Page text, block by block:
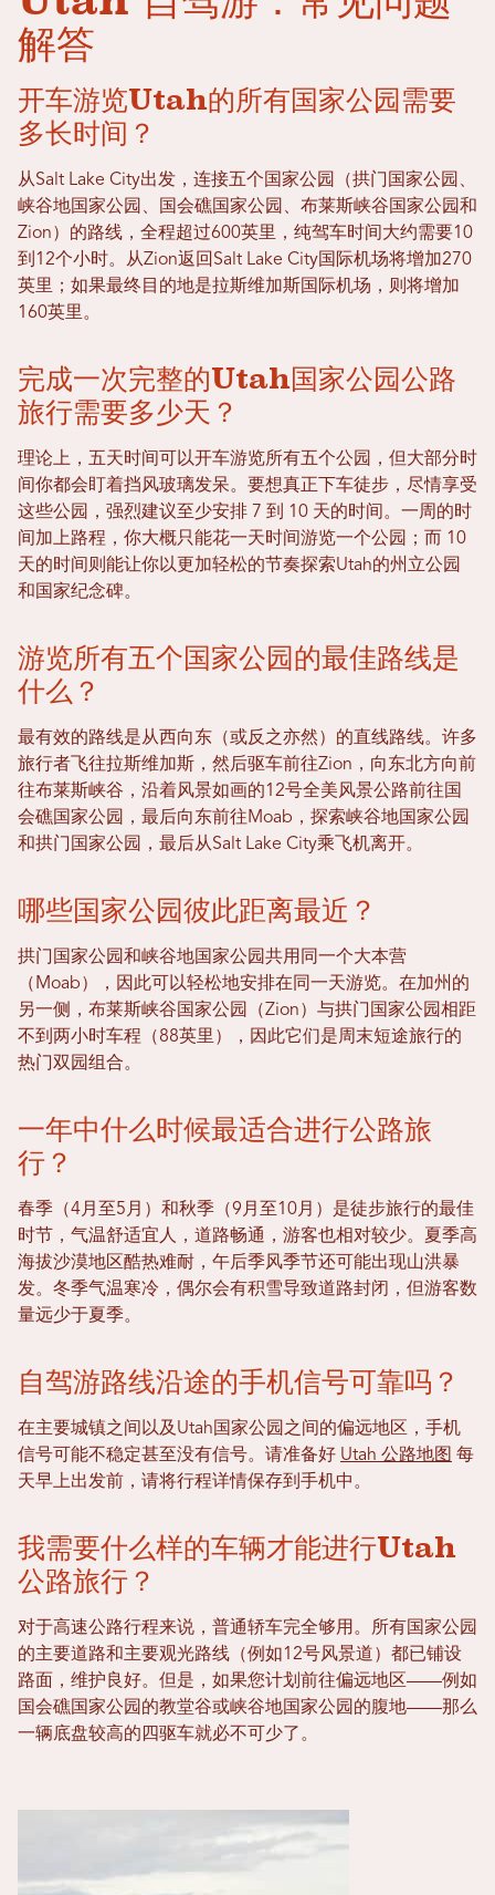
解答
开车游览Utah的所有国家公园需要
多长时间？
从Salt Lake City出发，连接五个国家公园（拱门国家公园、
峡谷地国家公园、国会礁国家公园、布莱斯峡谷国家公园和
Zion）的路线，全程超过600英里，纯驾车时间大约需要10
到12个小时。从Zion返回Salt Lake City国际机场将增加270
英里；如果最终目的地是拉斯维加斯国际机场，则将增加
160英里。
完成一次完整的Utah国家公园公路
旅行需要多少天？
理论上，五天时间可以开车游览所有五个公园，但大部分时
间你都会盯着挡风玻​​璃发呆。要想真正下车徒步，尽情享受
这些公园，强烈建议至少安排 7 到 10 天的时间。一周的时
间加上路程，你大概只能花一天时间游览一个公园；而 10
天的时间则能让你以更加轻松的节奏探索Utah的州立公园
和国家纪念碑。
游览所有五个国家公园的最佳路线是
什么？
最有效的路线是从西向东（或反之亦然）的直线路线。许多
旅行者飞往拉斯维加斯，然后驱车前往Zion，向东北方向前
往布莱斯峡谷，沿着风景如画的12号全美风景公路前往国
会礁国家公园，最后向东前往Moab，探索峡谷地国家公园
和拱门国家公园，最后从Salt Lake City乘飞机离开。
哪些国家公园彼此距离最近？
拱门国家公园和峡谷地国家公园共用同一个大本营
（Moab），因此可以轻松地安排在同一天游览。在加州的
另一侧，布莱斯峡谷国家公园（Zion）与拱门国家公园相距
不到两小时车程（88英里），因此它们是周末短途旅行的
热门双园组合。
一年中什么时候最适合进行公路旅
行？
春季（4月至5月）和秋季（9月至10月）是徒步旅行的最佳
时节，气温舒适宜人，道路畅通，游客也相对较少。夏季高
海拔沙漠地区酷热难耐，午后季风季节还可能出现山洪暴
发。冬季气温寒冷，偶尔会有积雪导致道路封闭，但游客数
量远少于夏季。
自驾游路线沿途的手机信号可靠吗？
在主要城镇之间以及Utah国家公园之间的偏远地区，手机
信号可能不稳定甚至没有信号。请准备好 Utah 公路地图 每
天早上出发前，请将行程详情保存到手机中。
我需要什么样的车辆才能进行Utah
公路旅行？
对于高速公路行程来说，普通轿车完全够用。所有国家公园
的主要道路和主要观光路线（例如12号风景道）都已铺设
路面，维护良好。但是，如果您计划前往偏远地区——例如
国会礁国家公园的教堂谷或峡谷地国家公园的腹地——那么
一辆底盘较高的四驱车就必不可少了。